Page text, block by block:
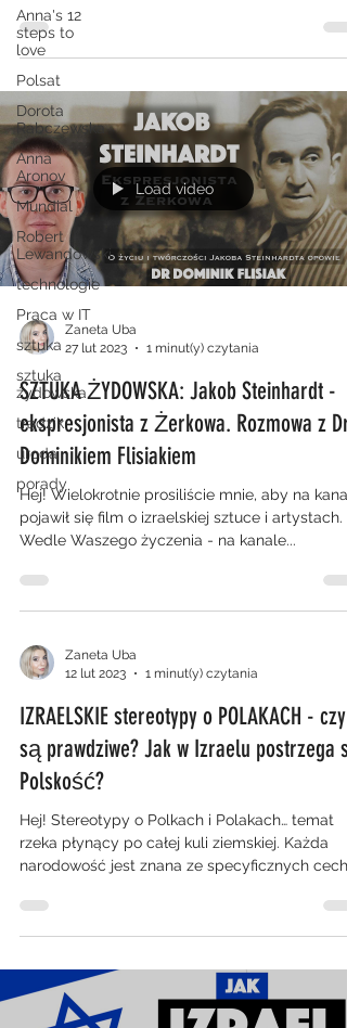
Anna's 12
steps to
love
Polsat
Dorota
Rabczewska
Anna
Aronov
Mundial
Robert
Lewandowski
technologie
Praca w IT
sztuka
sztuka
żydowska
trądzik
uroda
porady
które są...
Load video
Zaneta Uba
27 lut 2023
1 minut(y) czytania
SZTUKA ŻYDOWSKA: Jakob Steinhardt -
ekspresjonista z Żerkowa. Rozmowa z Dr
Dominikiem Flisiakiem
Hej! Wielokrotnie prosiliście mnie, aby na
pojawił się film o izraelskiej sztuce i artystach.
Wedle Waszego życzenia - na kanale...
Zaneta Uba
12 lut 2023
1 minut(y) czytania
IZRAELSKIE stereotypy o POLAKACH - czy
są prawdziwe? Jak w Izraelu postrzega
Polskość?
Hej! Stereotypy o Polkach i Polakach… temat
rzeka płynący po całej kuli ziemskiej. Każda
narodowość jest znana ze specyficznych cech